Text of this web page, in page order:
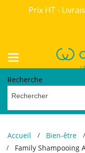
Prix HT -
Recherche
Accueil Bien-être
Family Shampooing